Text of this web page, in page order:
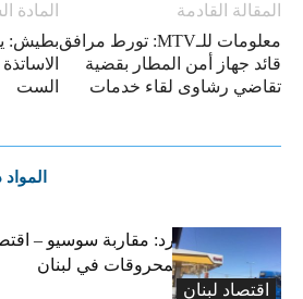
المادة
بطيش:
الست
المقالة القادمة
معلومات للـMTV: تورط مرافق
قائد جهاز أمن المطار بقضية
تقاضي رشاوى لقاء خدمات
اقتصاد لبنان
التضخم المستورد: مقاربة سوسيو –
لارتفاع أسعار المحروقات في لبنان